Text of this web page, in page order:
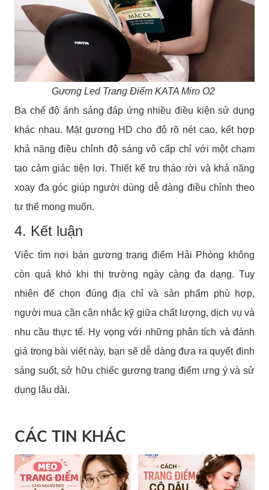
Gương Led Trang Điểm KATA Miro O2
Ba chế độ ánh sáng đáp ứng nhiều điều kiện sử dụng
khác nhau. Mặt gương HD cho độ rõ nét cao, kết hợp
khả năng điều chỉnh độ sáng vô cấp chỉ với một chạm
tạo cảm giác tiện lợi. Thiết kế trụ tháo rời và khả năng
xoay đa góc giúp người dùng dễ dàng điều chỉnh theo
tư thế mong muốn.
4. Kết luận
Việc tìm nơi bán gương trang điểm Hải Phòng không
còn quá khó khi thị trường ngày càng đa dạng. Tuy
nhiên để chọn đúng địa chỉ và sản phẩm phù hợp,
người mua cần cân nhắc kỹ giữa chất lượng, dịch vụ và
nhu cầu thực tế. Hy vọng với những phân tích và đánh
giá trong bài viết này, bạn sẽ dễ dàng đưa ra quyết định
sáng suốt, sở hữu chiếc gương trang điểm ưng ý và sử
dụng lâu dài.
CÁC TIN KHÁC